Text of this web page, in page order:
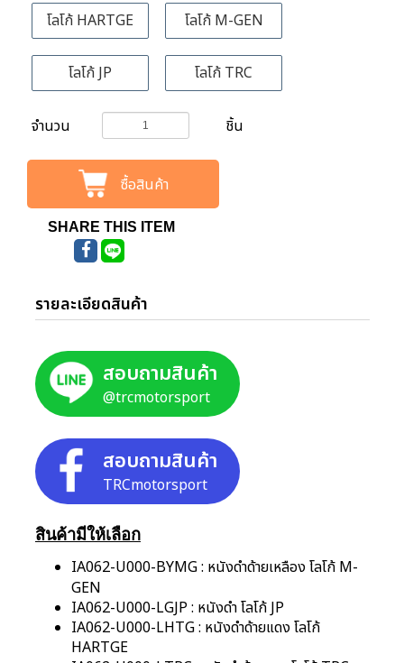
โลโก้ HARTGE โลโก้ M-GEN
โลโก้ JP โลโก้ TRC
จำนวน ชิ้น
ซื้อสินค้า
SHARE THIS ITEM
รายละเอียดสินค้า
สอบถามสินค้า
@trcmotorsport
สอบถามสินค้า
TRCmotorsport
สินค้ามีให้เลือก
IA062-U000-BYMG : หนังดำด้ายเหลือง โลโก้ M-
GEN
IA062-U000-LGJP : หนังดำ โลโก้ JP
IA062-U000-LHTG : หนังดำด้ายแดง โลโก้
HARTGE